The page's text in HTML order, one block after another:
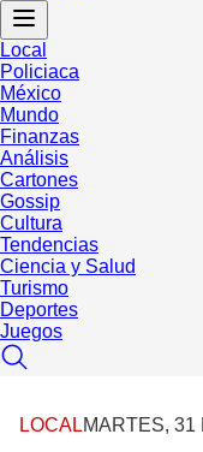
Local
Policiaca
México
Mundo
Finanzas
Análisis
Cartones
Gossip
Cultura
Tendencias
Ciencia y Salud
Turismo
Deportes
Juegos
LOCALMARTES, 31